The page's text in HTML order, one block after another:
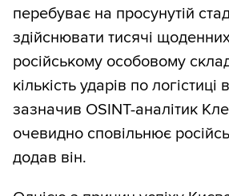
перебуває на просунутій
здійснювати тисячі
російському особовому
кількість ударів по
зазначив OSINT-аналітик
очевидно сповільнює
додав він.